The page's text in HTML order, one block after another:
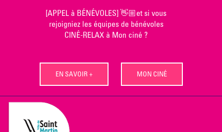
[APPEL à BÉNÉVOLES] 👋🏼et si vous
rejoigniez les équipes de bénévoles
CINÉ-RELAX à Mon ciné ?
EN SAVOIR + MON CINÉ